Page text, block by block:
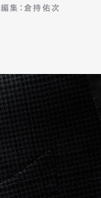
編集：倉持佑次